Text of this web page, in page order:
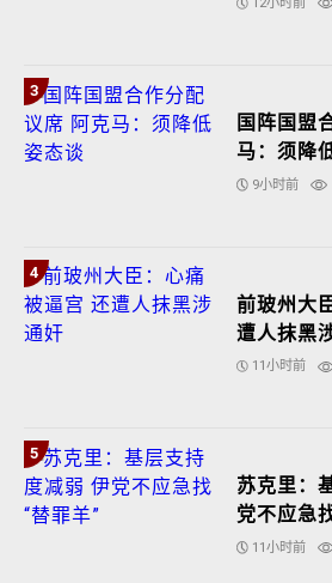
3
国阵国盟
马：须降
9小时前
4
前玻州大
遭人抹黑
11小时前
5
苏克里：
党不应急
11小时前